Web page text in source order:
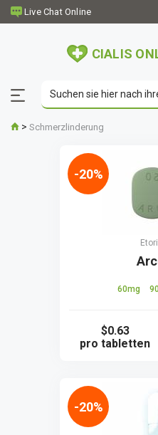
CIALIS
> Schmerzlinderung
60mg
$0.63
pro tabletten
-20%
-20%